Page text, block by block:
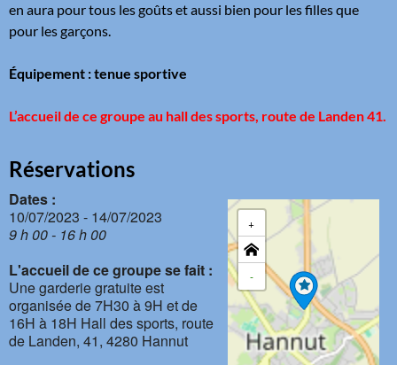
en aura pour tous les goûts et aussi bien pour les filles que
pour les garçons.
Équipement : tenue sportive
L’accueil de ce groupe au hall des sports, route de Landen 41.
Réservations
+
-
Dates :
10/07/2023 - 14/07/2023
9 h 00 - 16 h 00
L'accueil de ce groupe se fait :
Une garderie gratuite est
organisée de 7H30 à 9H et de
16H à 18H Hall des sports, route
de Landen, 41, 4280 Hannut